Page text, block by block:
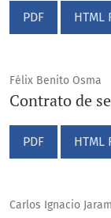
PDF HTML
Félix Benito Osma
Contrato de
PDF HTML
Carlos Ignacio